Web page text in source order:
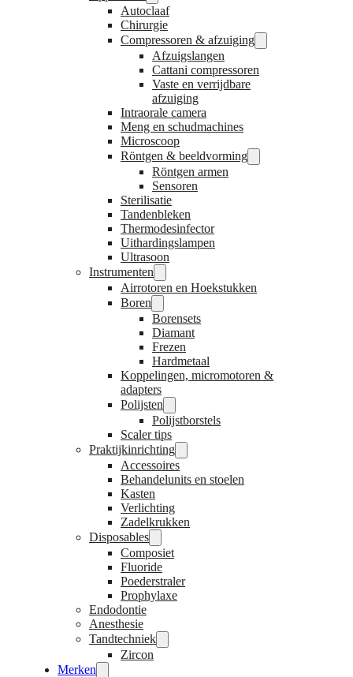
Autoclaaf
Chirurgie
Compressoren & afzuiging
Afzuigslangen
Cattani compressoren
Vaste en verrijdbare
afzuiging
Intraorale camera
Meng en schudmachines
Microscoop
Röntgen & beeldvorming
Röntgen armen
Sensoren
Sterilisatie
Tandenbleken
Thermodesinfector
Uithardingslampen
Ultrasoon
Instrumenten
Airrotoren en Hoekstukken
Boren
Borensets
Diamant
Frezen
Hardmetaal
Koppelingen, micromotoren &
adapters
Polijsten
Polijstborstels
Scaler tips
Praktijkinrichting
Accessoires
Behandelunits en stoelen
Kasten
Verlichting
Zadelkrukken
Disposables
Composiet
Fluoride
Poederstraler
Prophylaxe
Endodontie
Anesthesie
Tandtechniek
Zircon
Merken